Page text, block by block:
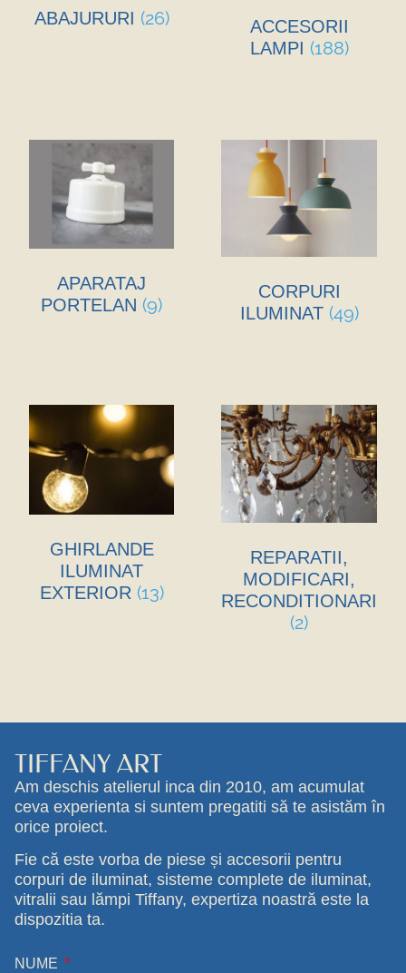
ABAJURURI (26)
ACCESORII
LAMPI (188)
APARATAJ
PORTELAN (9)
CORPURI
ILUMINAT (49)
GHIRLANDE
ILUMINAT
EXTERIOR (13)
REPARATII,
MODIFICARI,
RECONDITIONARI
(2)
TIFFANY ART
Am deschis atelierul inca din 2010, am acumulat
ceva experienta si suntem pregatiti să te asistăm în
orice proiect.
Fie că este vorba de piese și accesorii pentru
corpuri de iluminat, sisteme complete de iluminat,
vitralii sau lămpi Tiffany, expertiza noastră este la
dispozitia ta.
NUME